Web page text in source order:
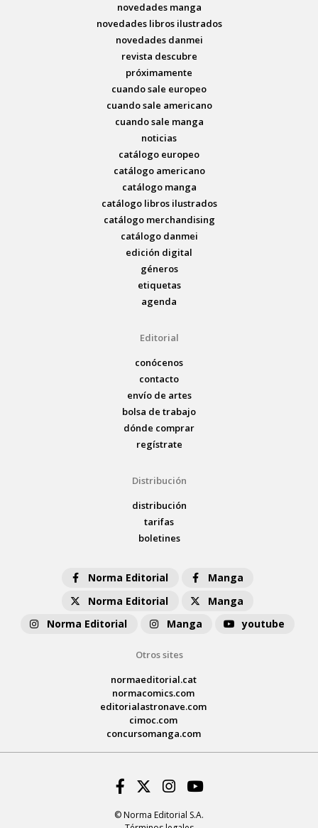
novedades manga
novedades libros ilustrados
novedades danmei
revista descubre
próximamente
cuando sale europeo
cuando sale americano
cuando sale manga
noticias
catálogo europeo
catálogo americano
catálogo manga
catálogo libros ilustrados
catálogo merchandising
catálogo danmei
edición digital
géneros
etiquetas
agenda
Editorial
conócenos
contacto
envío de artes
bolsa de trabajo
dónde comprar
regístrate
Distribución
distribución
tarifas
boletines
Norma Editorial
Manga
Norma Editorial
Manga
Norma Editorial
Manga youtube
Otros sites
normaeditorial.cat
normacomics.com
editorialastronave.com
cimoc.com
concursomanga.com
© Norma Editorial S.A.
Facebook
Twitter
Instagram
Youtube